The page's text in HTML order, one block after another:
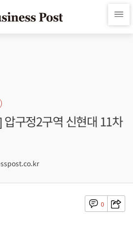
압구정2구역 신현대 11차
0